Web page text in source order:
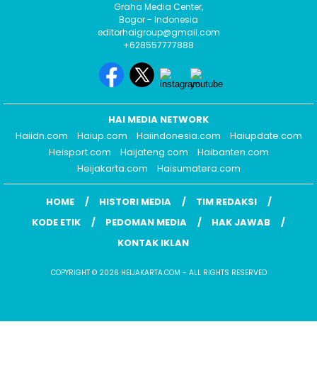
Graha Media Center,
Bogor - Indonesia
editorhaigroup@gmail.com
+628557777888
HAI MEDIA NETWORK
Haiidn.com
Haiup.com Haiindonesia.com
Haiupdate.com
Heisport.com
Haijateng.com
Haibanten.com
Heijakarta.com
Haisumatera.com
HOME HISTORI MEDIA
TIM REDAKSI
KODE ETIK
PEDOMAN MEDIA
HAK JAWAB
KONTAK IKLAN
COPYRIGHT © 2026 HEIJAKARTA.COM - ALL RIGHTS RESERVED